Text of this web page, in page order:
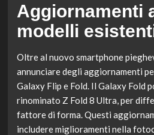
Aggiornamenti
modelli
Oltre al nuovo smartphone
annunciare degli aggiornamenti
Galaxy Flip e Fold. Il Galaxy Fold
rinominato Z Fold 8 Ultra, per
fattore di forma. Questi
includere miglioramenti nella